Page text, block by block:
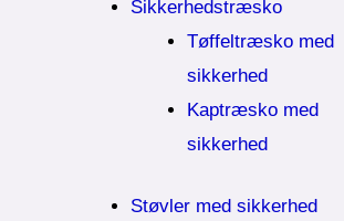
Sikkerhedstræsko
Tøffeltræsko med
sikkerhed
Kaptræsko med
sikkerhed
Støvler med sikkerhed